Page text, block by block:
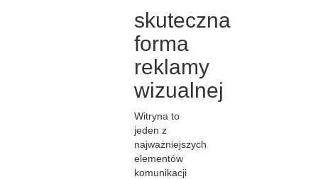
skuteczna
forma
reklamy
wizualnej
Witryna to
jeden z
najważniejszych
elementów
komunikacji